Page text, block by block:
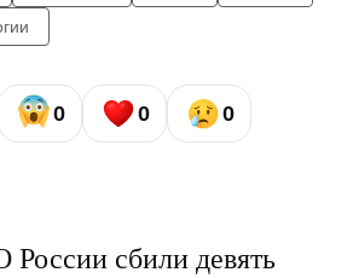
0 0 0
сбили девять